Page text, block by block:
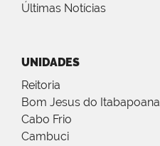
Últimas Notícias
UNIDADES
Reitoria
Bom Jesus do Itabapoana
Cabo Frio
Cambuci